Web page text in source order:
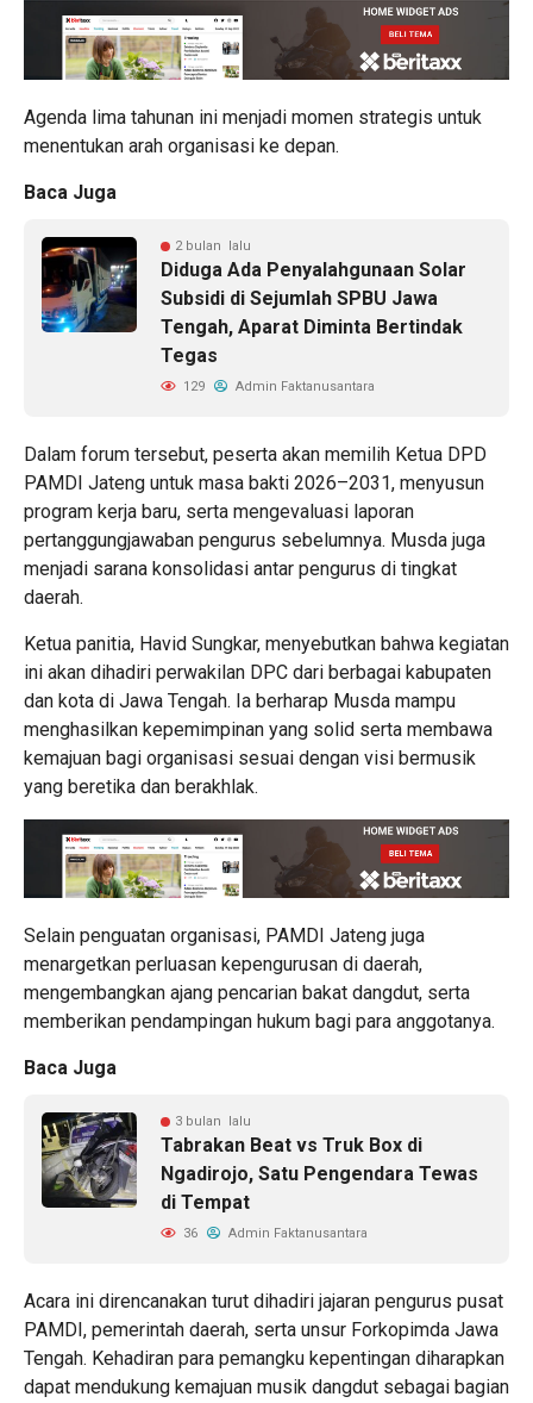
Agenda lima tahunan ini menjadi momen strategis untuk
menentukan arah organisasi ke depan.
Baca Juga
2 bulan lalu
Diduga Ada Penyalahgunaan Solar
Subsidi di Sejumlah SPBU Jawa
Tengah, Aparat Diminta Bertindak
Tegas
129 Admin Faktanusantara
Dalam forum tersebut, peserta akan memilih Ketua DPD
PAMDI Jateng untuk masa bakti 2026–2031, menyusun
program kerja baru, serta mengevaluasi laporan
pertanggungjawaban pengurus sebelumnya. Musda juga
menjadi sarana konsolidasi antar pengurus di tingkat
daerah.
Ketua panitia, Havid Sungkar, menyebutkan bahwa kegiatan
ini akan dihadiri perwakilan DPC dari berbagai kabupaten
dan kota di Jawa Tengah. Ia berharap Musda mampu
menghasilkan kepemimpinan yang solid serta membawa
kemajuan bagi organisasi sesuai dengan visi bermusik
yang beretika dan berakhlak.
Selain penguatan organisasi, PAMDI Jateng juga
menargetkan perluasan kepengurusan di daerah,
mengembangkan ajang pencarian bakat dangdut, serta
memberikan pendampingan hukum bagi para anggotanya.
Baca Juga
3 bulan lalu
Tabrakan Beat vs Truk Box di
Ngadirojo, Satu Pengendara Tewas
di Tempat
36 Admin Faktanusantara
Acara ini direncanakan turut dihadiri jajaran pengurus pusat
PAMDI, pemerintah daerah, serta unsur Forkopimda Jawa
Tengah. Kehadiran para pemangku kepentingan diharapkan
dapat mendukung kemajuan musik dangdut sebagai bagian